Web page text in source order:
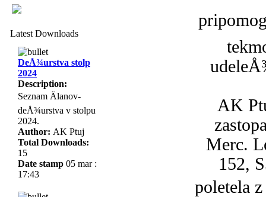
Latest Downloads
DeÅ¾urstva stolp
2024
Description:
Seznam Älanov-
deÅ¾urstva v stolpu
2024.
Author: AK Ptuj
Total Downloads:
15
Date stamp 05 mar :
17:43
AK
Merc.
152,
poletela z